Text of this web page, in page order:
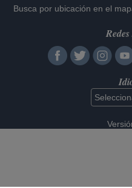
Busca por ubicación en el